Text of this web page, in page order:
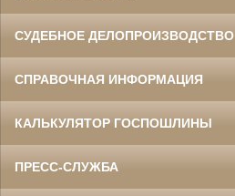
СУДЕБНОЕ ДЕЛОПРОИЗВОДСТВО
СПРАВОЧНАЯ ИНФОРМАЦИЯ
КАЛЬКУЛЯТОР ГОСПОШЛИНЫ
ПРЕСС-СЛУЖБА